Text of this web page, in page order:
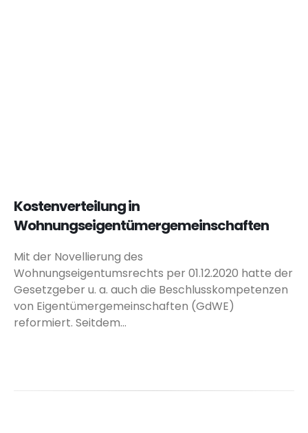
Kostenverteilung in
Wohnungseigentümergemeinschaften
Mit der Novellierung des
Wohnungseigentumsrechts per 01.12.2020 hatte der
Gesetzgeber u. a. auch die Beschlusskompetenzen
von Eigentümergemeinschaften (GdWE)
reformiert. Seitdem...